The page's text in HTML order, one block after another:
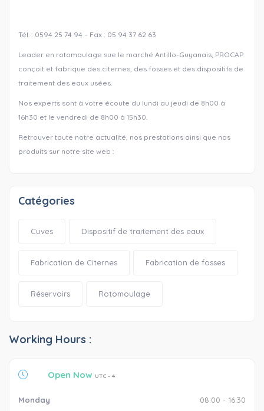
Tél. : 0594 25 74 94 – Fax : 05 94 37 62 63
Leader en rotomoulage sue le marché Antillo-Guyanais, PROCAP
conçoit et fabrique des citernes, des fosses et des dispositifs de
traitement des eaux usées.
Nos experts sont à votre écoute du lundi au jeudi de 8h00 à
16h30 et le vendredi de 8h00 à 15h30.
Retrouver toute notre actualité, nos prestations ainsi que nos
produits sur notre site web :
Catégories
Cuves Dispositif de traitement des eaux
Fabrication de Citernes Fabrication de fosses
Réservoirs Rotomoulage
Working Hours :
Open Now UTC - 4
Monday 08:00 - 16:30